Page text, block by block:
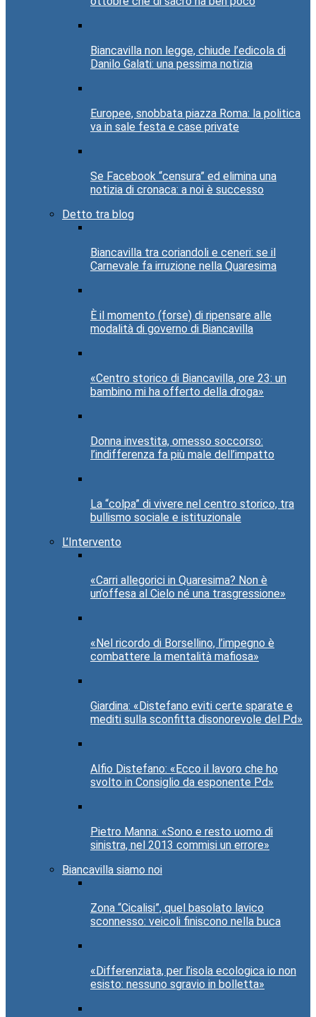
Biancavilla non legge, chiude l’edicola di
Danilo Galati: una pessima notizia
Europee, snobbata piazza Roma: la politica
va in sale festa e case private
Se Facebook “censura” ed elimina una
notizia di cronaca: a noi è successo
Detto tra blog
Biancavilla tra coriandoli e ceneri: se il
Carnevale fa irruzione nella Quaresima
È il momento (forse) di ripensare alle
modalità di governo di Biancavilla
«Centro storico di Biancavilla, ore 23: un
bambino mi ha offerto della droga»
Donna investita, omesso soccorso:
l’indifferenza fa più male dell’impatto
La “colpa” di vivere nel centro storico, tra
bullismo sociale e istituzionale
L’Intervento
«Carri allegorici in Quaresima? Non è
un’offesa al Cielo né una trasgressione»
«Nel ricordo di Borsellino, l’impegno è
combattere la mentalità mafiosa»
Giardina: «Distefano eviti certe sparate e
mediti sulla sconfitta disonorevole del Pd»
Alfio Distefano: «Ecco il lavoro che ho
svolto in Consiglio da esponente Pd»
Pietro Manna: «Sono e resto uomo di
sinistra, nel 2013 commisi un errore»
Biancavilla siamo noi
Zona “Cicalisi”, quel basolato lavico
sconnesso: veicoli finiscono nella buca
«Differenziata, per l’isola ecologica io non
esisto: nessuno sgravio in bolletta»